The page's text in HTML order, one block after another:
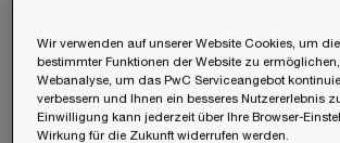
PwC Advisory Services GmbH
Adresse
Wir verwenden auf unserer Website Cookies, um
bestimmter Funktionen der Website zu
Webanalyse, um das PwC Serviceangebot
verbessern und Ihnen ein besseres Nutzererlebnis
Einwilligung kann jederzeit über Ihre Browser-
Wirkung für die Zukunft widerrufen werden.